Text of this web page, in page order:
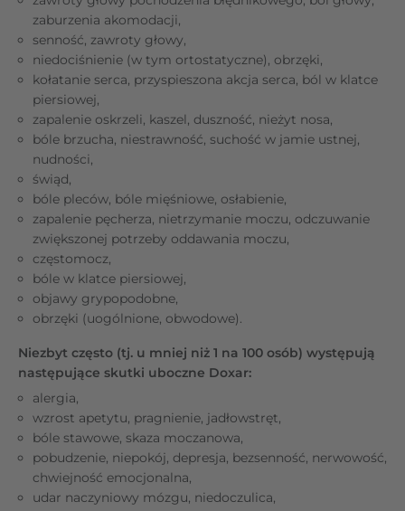
zaburzenia akomodacji,
senność, zawroty głowy,
niedociśnienie (w tym ortostatyczne), obrzęki,
kołatanie serca, przyspieszona akcja serca, ból w klatce
piersiowej,
zapalenie oskrzeli, kaszel, duszność, nieżyt nosa,
bóle brzucha, niestrawność, suchość w jamie ustnej,
nudności,
świąd,
bóle pleców, bóle mięśniowe, osłabienie,
zapalenie pęcherza, nietrzymanie moczu, odczuwanie
zwiększonej potrzeby oddawania moczu,
częstomocz,
bóle w klatce piersiowej,
objawy grypopodobne,
obrzęki (uogólnione, obwodowe).
Niezbyt często (tj. u mniej niż 1 na 100 osób) występują
następujące skutki uboczne Doxar:
alergia,
wzrost apetytu, pragnienie, jadłowstręt,
bóle stawowe, skaza moczanowa,
pobudzenie, niepokój, depresja, bezsenność, nerwowość,
chwiejność emocjonalna,
udar naczyniowy mózgu, niedoczulica,